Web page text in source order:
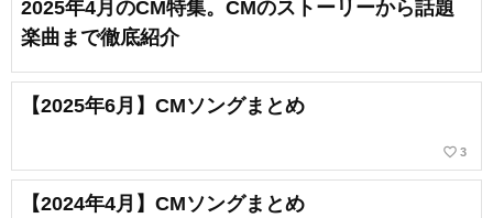
2025年4月のCM特集。CMのストーリーから話題
楽曲まで徹底紹介
【2025年6月】CMソングまとめ
favorite_border 3
【2024年4月】CMソングまとめ